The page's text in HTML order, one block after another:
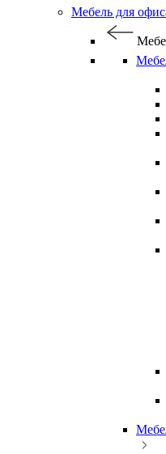
Мебель для